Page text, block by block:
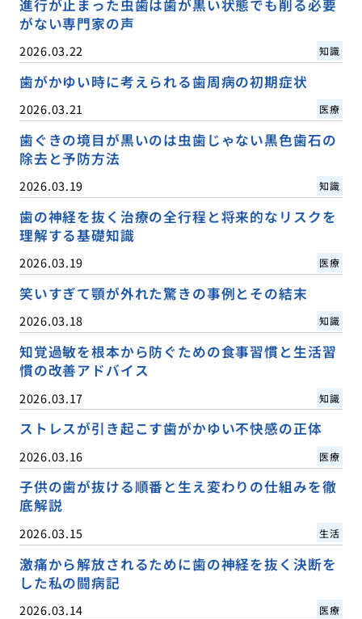
進行が止まった虫歯は歯が黒い状態でも削る必要
がない専門家の声
2026.03.22 知識
歯がかゆい時に考えられる歯周病の初期症状
2026.03.21 医療
歯ぐきの境目が黒いのは虫歯じゃない黒色歯石の
除去と予防方法
2026.03.19 知識
歯の神経を抜く治療の全行程と将来的なリスクを
理解する基礎知識
2026.03.19 医療
笑いすぎて顎が外れた驚きの事例とその結末
2026.03.18 知識
知覚過敏を根本から防ぐための食事習慣と生活習
慣の改善アドバイス
2026.03.17 知識
ストレスが引き起こす歯がかゆい不快感の正体
2026.03.16 医療
子供の歯が抜ける順番と生え変わりの仕組みを徹
底解説
2026.03.15 生活
激痛から解放されるために歯の神経を抜く決断を
した私の闘病記
2026.03.14 医療